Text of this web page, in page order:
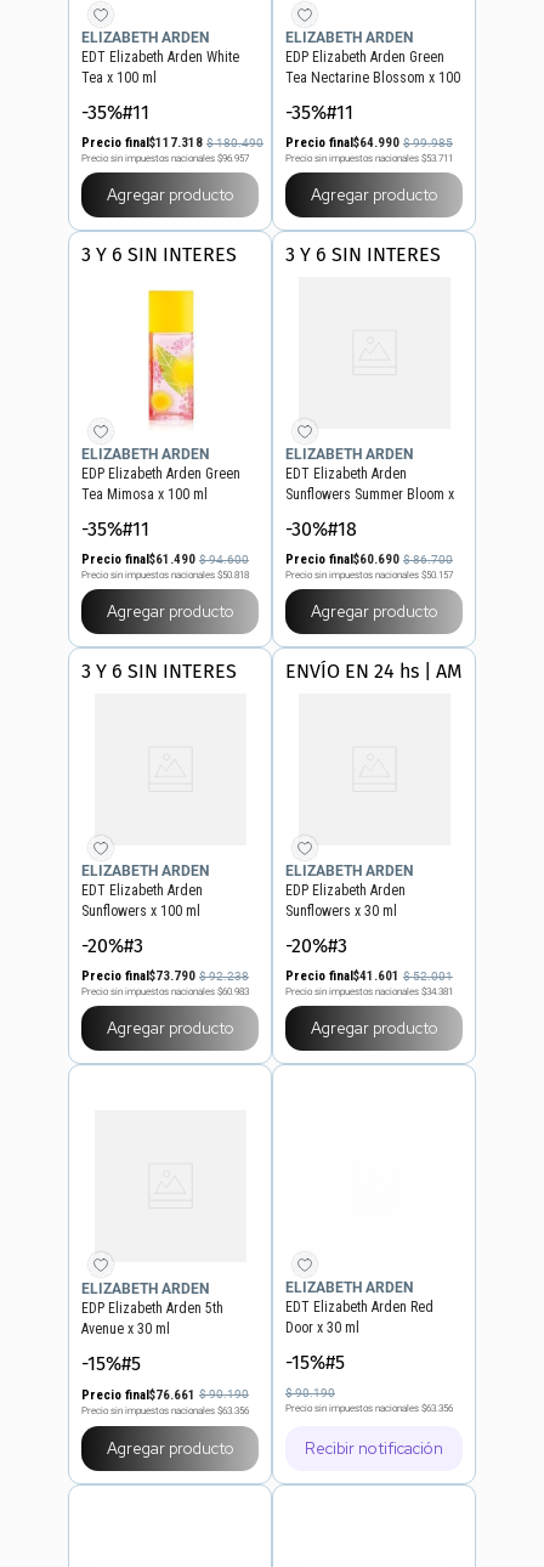
ELIZABETH ARDEN
EDT Elizabeth Arden White
Tea x 100 ml
-35%#11
Precio final$117.318 $180.490
Precio sin impuestos nacionales $96.957
Agregar producto
ELIZABETH ARDEN
EDP Elizabeth Arden Green
Tea Nectarine Blossom x 100
-35%#11
Precio final$64.990 $99.985
Precio sin impuestos nacionales $53.711
Agregar producto
3 Y 6 SIN INTERES
ELIZABETH ARDEN
EDP Elizabeth Arden Green
Tea Mimosa x 100 ml
-35%#11
Precio final$61 .490 $94.600
Precio sin impuestos nacionales $50.818
Agregar producto
3 Y 6 SIN INTERES
ELIZABETH ARDEN
EDT Elizabeth Arden
Sunflowers Summer Bloom x
-30%#18
Precio final$60.690 $86.700
Precio sin impuestos nacionales $50.157
Agregar producto
3 Y 6 SIN INTERES
ELIZABETH ARDEN
EDT Elizabeth Arden
Sunflowers x 100 ml
-20%#3
Precio final$73.790 $92.238
Precio sin impuestos nacionales $60.983
Agregar producto
ENVÍO EN 24 hs | AMBA
ELIZABETH ARDEN
EDP Elizabeth Arden
Sunflowers x 30 ml
-20%#3
Precio final$41 .601 $52.001
Precio sin impuestos nacionales $34.381
Agregar producto
ELIZABETH ARDEN
EDP Elizabeth Arden 5th
Avenue x 30 ml
-15%#5
Precio final$76.661 $90.190
Precio sin impuestos nacionales $63.356
Agregar producto
ELIZABETH ARDEN
EDT Elizabeth Arden Red
Door x 30 ml
-15%#5
$90.190
Precio sin impuestos nacionales $63.356
Recibir notificación